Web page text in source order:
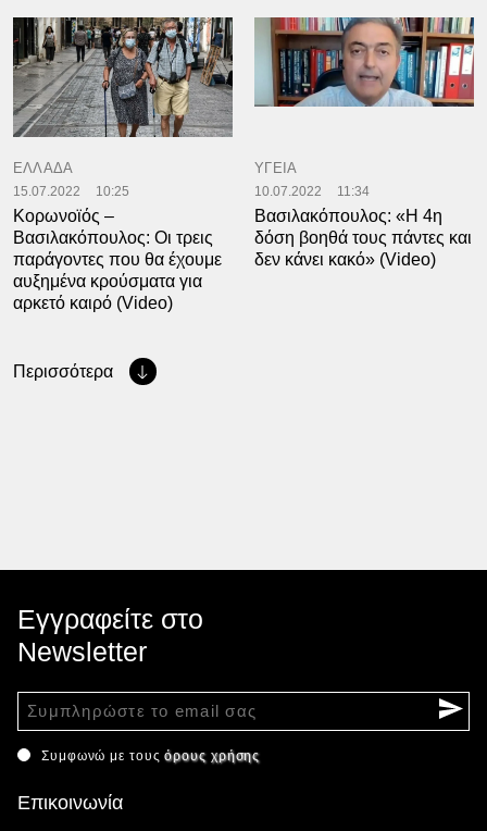
ΕΛΛΑΔΑ
15.07.2022 10:25
Κορωνοϊός –
Βασιλακόπουλος: Οι τρεις
παράγοντες που θα έχουμε
αυξημένα κρούσματα για
αρκετό καιρό (Video)
ΥΓΕΙΑ
10.07.2022 11:34
Βασιλακόπουλος: «Η 4η
δόση βοηθά τους πάντες και
δεν κάνει κακό» (Video)
Περισσότερα
Εγγραφείτε στο
Newsletter
Συμφωνώ με τουςόρους χρήσης
Επικοινωνία